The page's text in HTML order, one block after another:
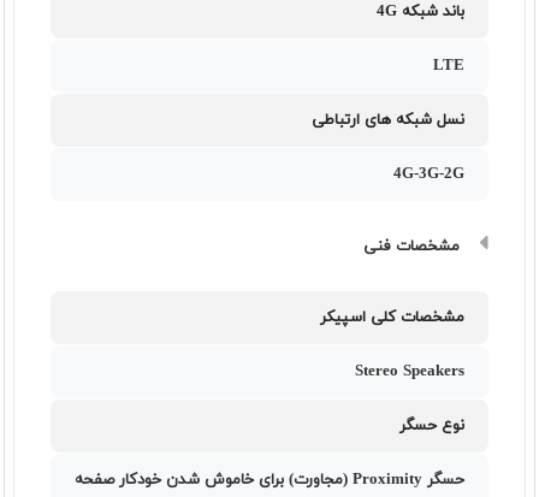
باند شبکه 4G
LTE
نسل شبکه های ارتباطی
4G-3G-2G
مشخصات فنی
مشخصات کلی اسپیکر
Stereo Speakers
نوع حسگر
حسگر Proximity (مجاورت) برای خاموش شدن خودکار صفحه